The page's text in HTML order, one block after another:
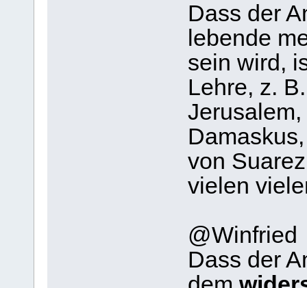
Dass der
lebende
sein wird,
Lehre, z.
von
vielen
@Winfried
Dass der